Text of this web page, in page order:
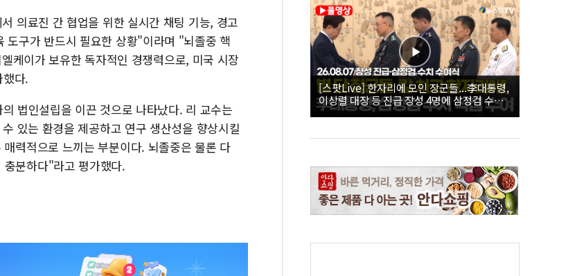
의료진 간 협업을 위한 실시간 채팅 기능, 경고
도구가 반드시 필요한 상황"이라며 "뇌졸중 핵
케이가 보유한 독자적인 경쟁력으로, 미국 시장
다.
법인설립을 이끈 것으로 나타났다. 리 교수는
있는 환경을 제공하고 연구 생산성을 향상시킬
력적으로 느끼는 부분이다. 뇌졸중은 물론 다
분하다"라고 평가했다.
[스팟Live] 한자리에 모인 장군들...李대통령,
이상렬 대장 등 진급 장성 4명에 삼정검 수치
직접 수여｜26.08.07 장성 진급·삼정검 수치